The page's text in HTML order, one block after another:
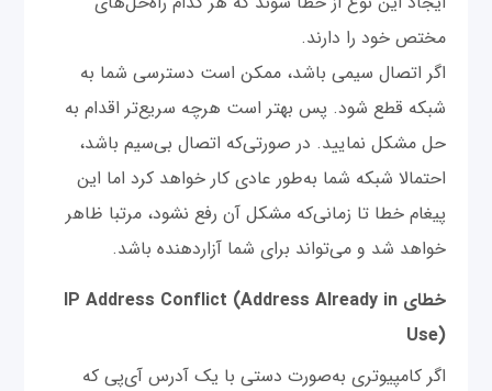
مختص خود را دارند.
اگر اتصال سیمی باشد، ممکن است دسترسی شما به
شبکه قطع شود. پس بهتر است هرچه سریع‌تر اقدام به
حل مشکل نمایید. در صورتی‌که اتصال بی‌سیم باشد،
احتمالا شبکه شما به‌طور عادی کار خواهد کرد اما این
پیغام خطا تا زمانی‌که مشکل آن رفع نشود، مرتبا ظاهر
خواهد شد و می‌تواند برای شما آزاردهنده باشد.
خطای IP Address Conflict (Address Already in
Use)
اگر کامپیوتری به‌صورت دستی با یک آدرس آی‌پی که